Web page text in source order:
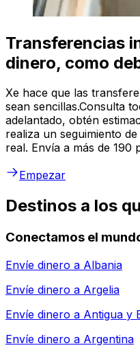
Transferencias
dinero, como
Xe hace que las
sean sencillas.Consulta
adelantado, obtén
realiza un seguimiento
real. Envía a más de 190
Empezar
Destinos a los
Conectamos el
Envíe dinero a Albania
Envíe dinero a Argelia
Envíe dinero a Antigua y
Envíe dinero a Argentina